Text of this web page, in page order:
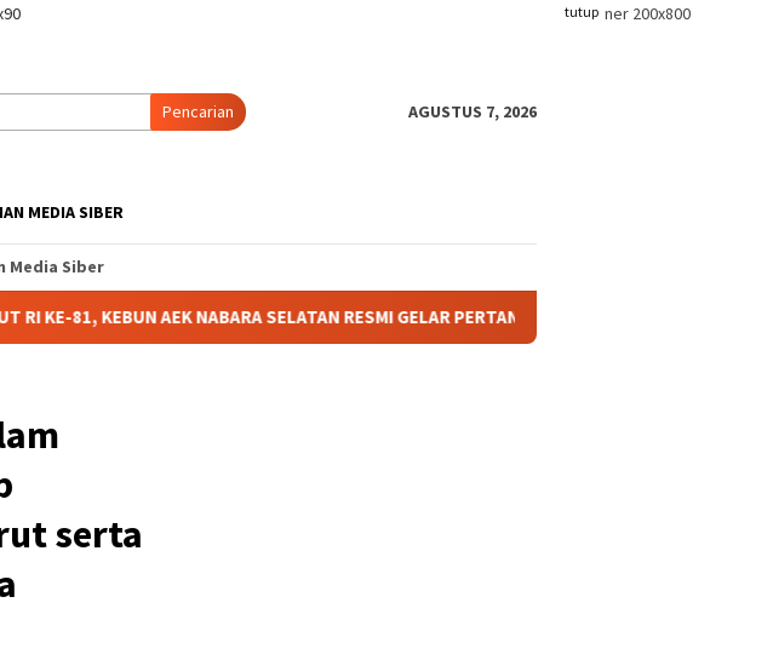
tutup
Pencarian AGUSTUS 7, 2026
MEDIA SIBER
Media Siber
AEK NABARA SELATAN RESMI GELAR PERTANDINGAN OLAHRAGA ANTAR BAGIAN DAN
serta